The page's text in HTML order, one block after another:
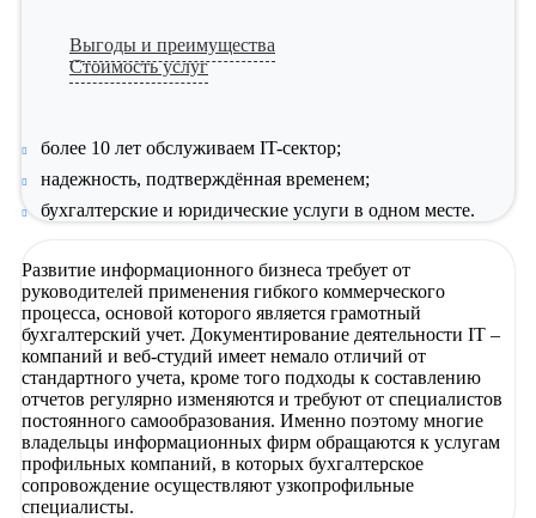
Выгоды и преимущества
Стоимость услуг
более 10 лет обслуживаем IT-сектор;
надежность, подтверждённая временем;
бухгалтерские и юридические услуги в одном месте.
Развитие информационного бизнеса требует от
руководителей применения гибкого коммерческого
процесса, основой которого является грамотный
бухгалтерский учет. Документирование деятельности IT –
компаний и веб-студий имеет немало отличий от
стандартного учета, кроме того подходы к составлению
отчетов регулярно изменяются и требуют от специалистов
постоянного самообразования. Именно поэтому многие
владельцы информационных фирм обращаются к услугам
профильных компаний, в которых бухгалтерское
сопровождение осуществляют узкопрофильные
специалисты.